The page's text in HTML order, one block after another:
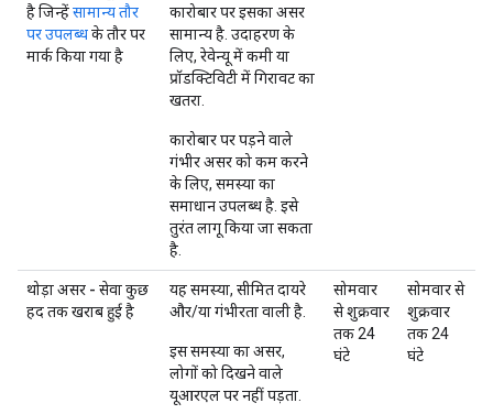
है जिन्हेंसामान्य तौर
पर उपलब्धके तौर पर
मार्क किया गया है
कारोबार पर इसका असर
सामान्य है. उदाहरण के
लिए, रेवेन्यू में कमी या
प्रॉडक्टिविटी में गिरावट का
खतरा.
कारोबार पर पड़ने वाले
गंभीर असर को कम करने
के लिए, समस्या का
समाधान उपलब्ध है. इसे
तुरंत लागू किया जा सकता
है.
थोड़ा असर - सेवा कुछ
हद तक खराब हुई है
यह समस्या, सीमित दायरे
और/या गंभीरता वाली है.
इस समस्या का असर,
लोगों को दिखने वाले
यूआरएल पर नहीं पड़ता.
सोमवार
से शुक्रवार
तक 24
घंटे
सोमवार से
शुक्रवार
तक 24
घंटे